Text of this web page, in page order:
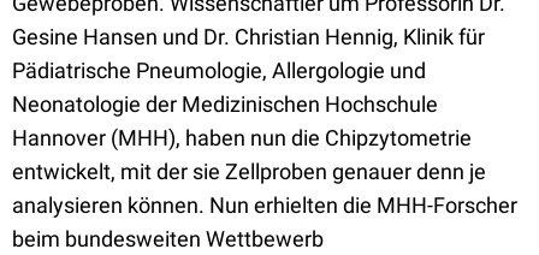
Gesine Hansen und Dr. Christian Hennig, Klinik für
Pädiatrische Pneumologie, Allergologie und
Neonatologie der Medizinischen Hochschule
Hannover (MHH), haben nun die Chipzytometrie
entwickelt, mit der sie Zellproben genauer denn je
analysieren können. Nun erhielten die MHH-Forscher
beim bundesweiten Wettbewerb